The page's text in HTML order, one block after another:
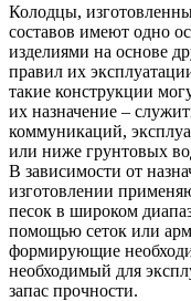
Колодцы,
составов имеют одно
изделиями на основе
правил их
такие конструкции
их назначение –
коммуникаций,
или ниже грунтовых
В зависимости от
изготовлении
песок в широком
помощью сеток или
формирующие
необходимый для
запас прочности.